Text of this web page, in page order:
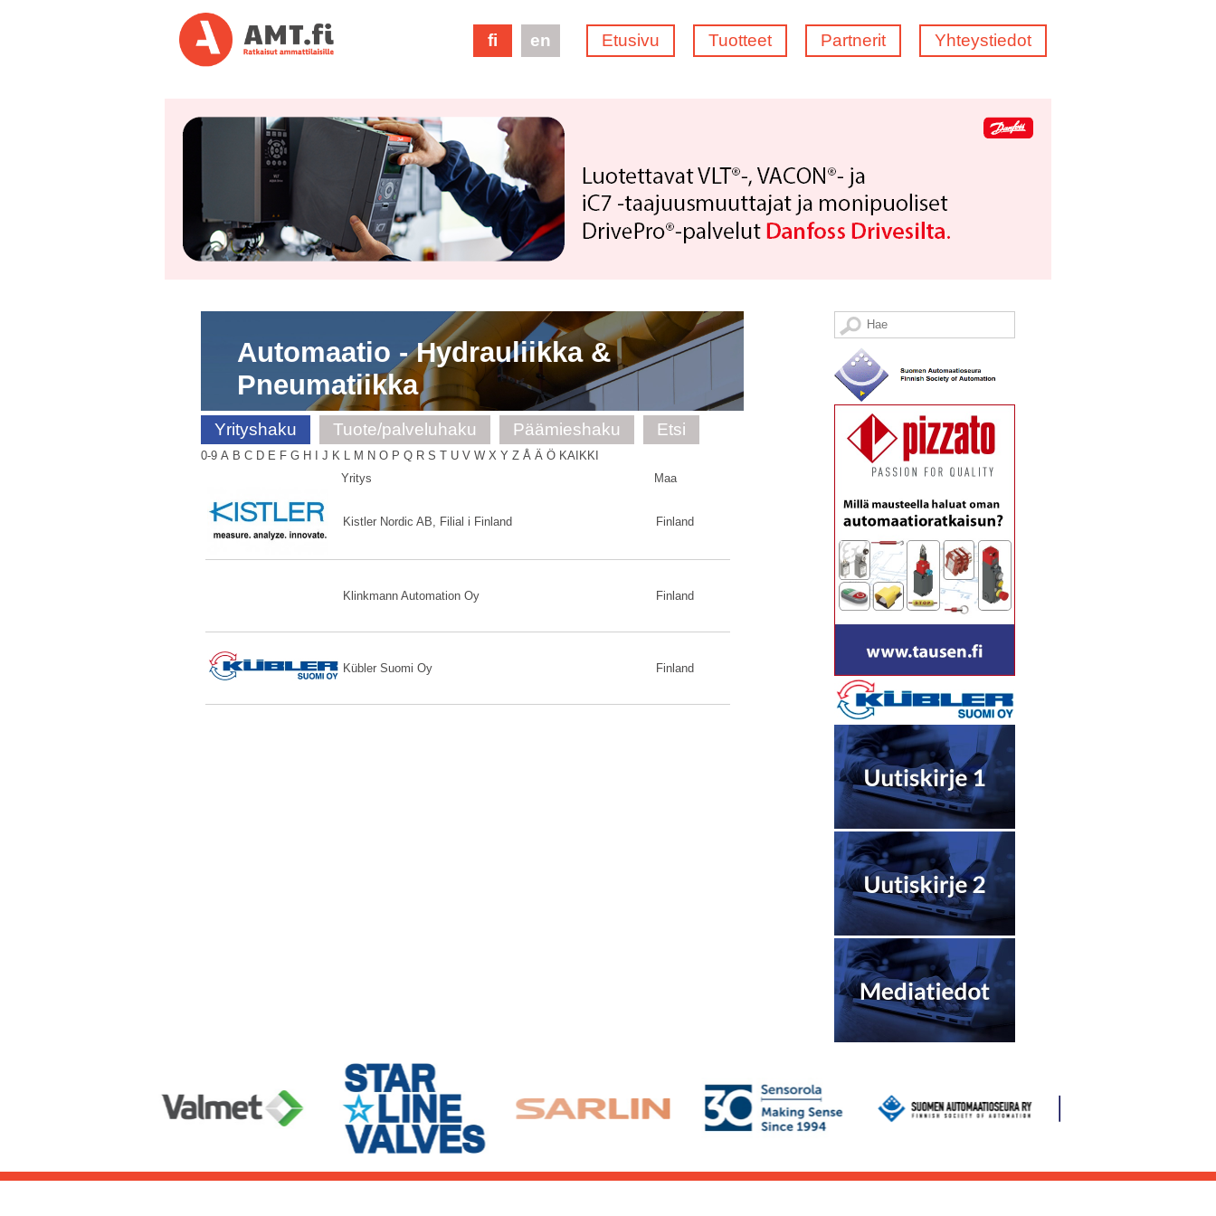
Etusivu Tuotteet Partnerit Yhteystiedot
fi en
Automaatio - Hydrauliikka &
Pneumatiikka
Yrityshaku Tuote/palveluhaku Päämieshaku Etsi
0-9 A B C D E F G H I J K L M N O P Q R S T U V W X Y Z Å Ä Ö KAIKKI
Yritys
Maa
Kistler Nordic AB, Filial i Finland Finland
Klinkmann Automation Oy Finland
Kübler Suomi Oy Finland